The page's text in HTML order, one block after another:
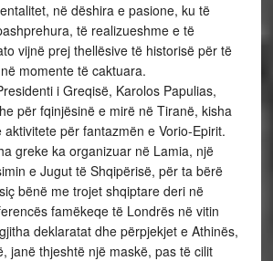
në dëshira e pasione, ku të
të realizueshme e të
vijnë prej thellësive të historisë për të
momente të caktuara.
i Greqisë, Karolos Papulias,
për fqinjësinë e mirë në Tiranë, kisha
për fantazmën e Vorio-Epirit.
greke ka organizuar në Lamia, një
e Jugut të Shqipërisë, për ta bërë
bënë me trojet shqiptare deri në
famëkeqe të Londrës në vitin
deklaratat dhe përpjekjet e Athinës,
janë thjeshtë një maskë, pas të cilit